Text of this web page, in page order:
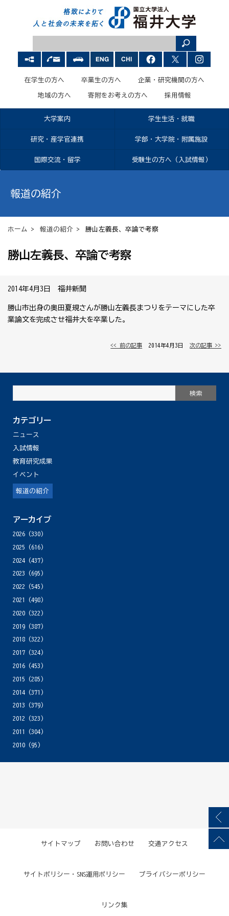
在学生の方へ 卒業生の方へ 企業・研究機関の方へ
地域の方へ 寄附をお考えの方へ 採用情報
大学案内 学生生活・就職
研究・産学官連携 学部・大学院・附属施設
国際交流・留学 受験生の方へ（入試情報）
報道の紹介
ホーム > 報道の紹介 > 勝山左義長、卒論で考察
勝山左義長、卒論で考察
2014年4月3日 福井新聞
勝山市出身の奥田夏規さんが勝山左義長まつりをテーマにした卒
業論文を完成させ福井大を卒業した。
<< 前の記事 │ 2014年4月3日 │次の記事 >>
カテゴリー
ニュース
入試情報
教育研究成果
イベント
報道の紹介
アーカイブ
2026(330)
2025 (616)
2024(437)
2023 (695)
2022 (545)
2021
(498)
2020(322)
2019(387)
2018(322)
2017(324)
2016(453)
2015 (285)
2014(371)
2013 (379)
2012 (323)
2011
(304)
2010(95)
サイトマップ お問い合わせ 交通アクセス
サイトポリシー・SNS運用ポリシー プライバシーポリシー
リンク集